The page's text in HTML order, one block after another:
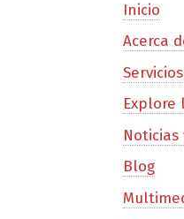
Inicio
Acerca
Servicios
Explore
Blog